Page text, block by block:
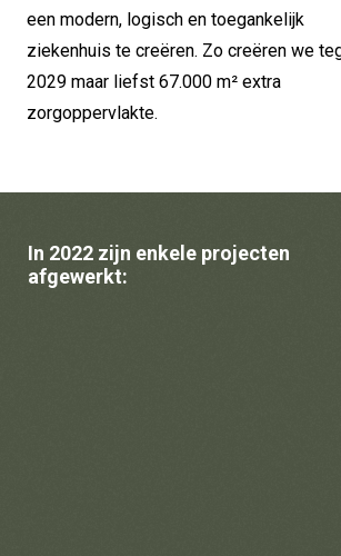
In 2022 zijn enkele projecten
afgewerkt:
een modern, logisch en toegankelijk
ziekenhuis te creëren. Zo creëren we
2029 maar liefst 67.000 m² extra
zorgoppervlakte.